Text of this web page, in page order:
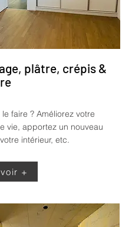
plâtre, crépis &
faire ? Améliorez votre
vie, apportez un nouveau
intérieur, etc.
+